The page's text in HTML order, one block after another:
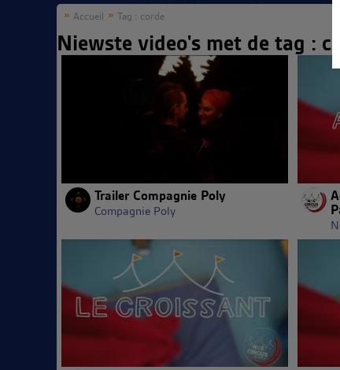
Accueil Tag : corde
Niewste video's met de tag :
Trailer Compagnie Poly
Compagnie Poly